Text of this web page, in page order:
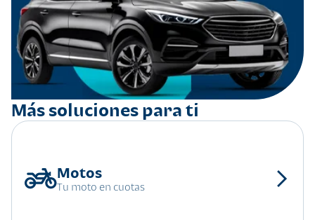
Más soluciones para ti
Tu moto en cuotas